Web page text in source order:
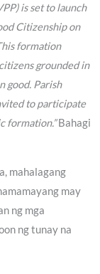
is set to launch
Citizenship on
formation
grounded in
good. Parish
to participate
formation.”Bahagi
mahalagang
may
ng mga
ng tunay na